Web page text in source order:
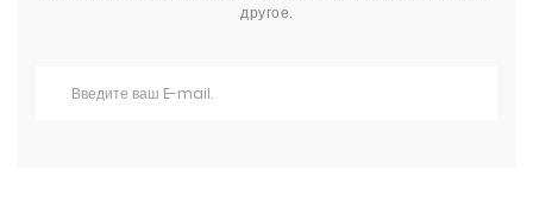
другое.